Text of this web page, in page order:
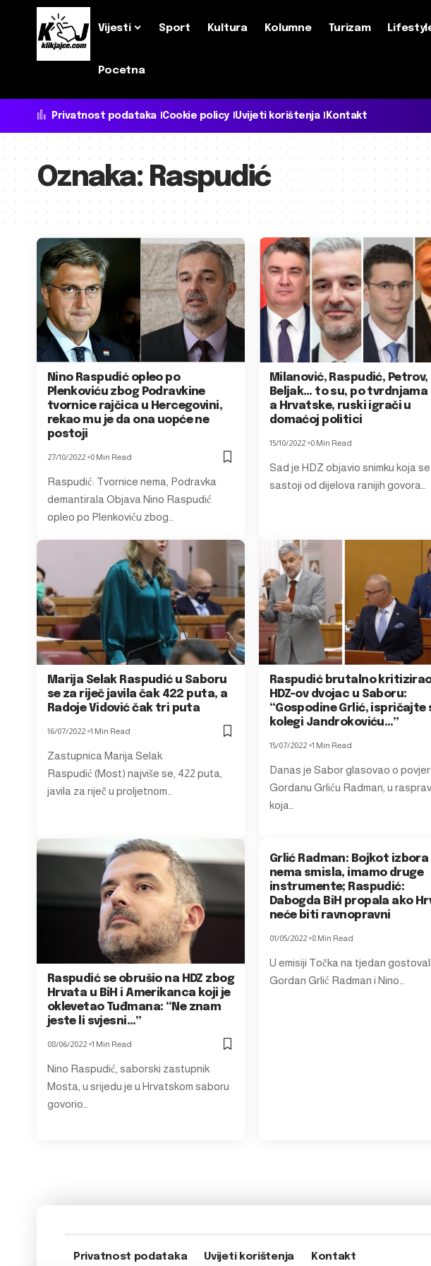
Vijesti Sport Kultura Kolumne Turizam
Pocetna
Privatnost podataka Cookie policy Uvijeti korištenja Kontakt
Oznaka: Raspudić
Nino Raspudić opleo po
Plenkoviću zbog Podravkine
tvornice rajčica u Hercegovini,
rekao mu je da ona uopće ne
postoji
27/10/2022 0 Min Read
Raspudić: Tvornice nema, Podravka
demantirala Objava Nino Raspudić
opleo po Plenkoviću zbog…
Milanović, Raspudić, Petrov,
Beljak… to su, po tvrdnjama
a Hrvatske, ruski igrači u
domaćoj politici
15/10/2022 0 Min Read
Sad je HDZ objavio snimku koja se
sastoji od dijelova ranijih govora…
Marija Selak Raspudić u Saboru
se za riječ javila čak 422 puta, a
Radoje Vidović čak tri puta
16/07/2022 1 Min Read
Zastupnica Marija Selak
Raspudić (Most) najviše se, 422 puta,
javila za riječ u proljetnom…
Raspudić brutalno
HDZ-ov dvojac u Saboru:
“Gospodine Grlić, ispričajte
kolegi Jandrokoviću…”
15/07/2022 1 Min Read
Danas je Sabor glasovao o
Gordanu Grliću Radman, u
koja…
Raspudić se obrušio na HDZ zbog
Hrvata u BiH i Amerikanca koji je
oklevetao Tuđmana: “Ne znam
jeste li svjesni…”
08/06/2022 1 Min Read
Nino Raspudić, saborski zastupnik
Mosta, u srijedu je u Hrvatskom saboru
govorio…
Grlić Radman: Bojkot izbora
nema smisla, imamo druge
instrumente; Raspudić:
Dabogda BiH propala ako
neće biti ravnopravni
01/05/2022 8 Min Read
U emisiji Točka na tjedan
Gordan Grlić Radman i Nino…
Privatnost podataka Uvijeti korištenja Kontakt